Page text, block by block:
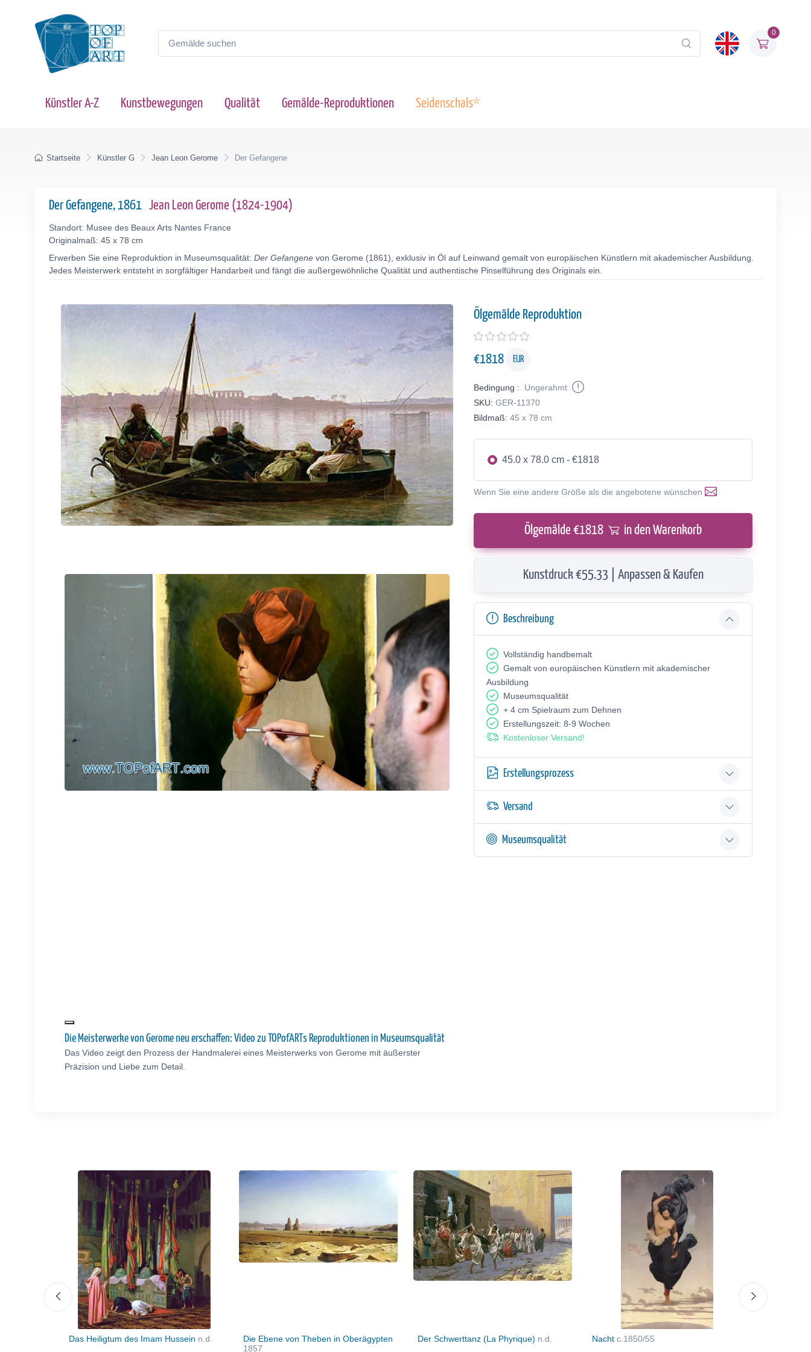
0
Künstler A-Z Kunstbewegungen Qualität Gemälde-Reproduktionen Seidenschals*
Startseite Künstler G Jean Leon Gerome Der Gefangene
Der Gefangene, 1861 Jean Leon Gerome (1824-1904)
Standort: Musee des Beaux Arts Nantes France
Originalmaß: 45 x 78 cm
Erwerben Sie eine Reproduktion in Museumsqualität: Der Gefangene von Gerome (1861), exklusiv in Öl auf Leinwand gemalt von europäischen Künstlern mit akademischer Ausbildung.
Jedes Meisterwerk entsteht in sorgfältiger Handarbeit und fängt die außergewöhnliche Qualität und authentische Pinselführung des Originals ein.
Die Meisterwerke von Gerome neu erschaffen: Video zu TOPofARTs Reproduktionen in Museumsqualität
Das Video zeigt den Prozess der Handmalerei eines Meisterwerks von Gerome mit äußerster
Präzision und Liebe zum Detail.
Ölgemälde Reproduktion
€1818 EUR
Bedingung :
Ungerahmt
SKU: GER-11370
Bildmaß: 45 x 78 cm
45.0 x 78.0 cm - €1818
Wenn Sie eine andere Größe als die angebotene wünschen
Ölgemälde €1818 in den Warenkorb
Kunstdruck €55.33 | Anpassen & Kaufen
Beschreibung
Vollständig handbemalt
Gemalt von europäischen Künstlern mit akademischer
Ausbildung
Museumsqualität
+ 4 cm Spielraum zum Dehnen
Erstellungszeit: 8-9 Wochen
Kostenloser Versand!
Erstellungsprozess
Versand
Museumsqualität
Das Heiligtum des Imam Hussein n.d.
Die Ebene von Theben in Oberägypten
1857
Der Schwerttanz (La Phyrique) n.d. Nacht c.1850/55